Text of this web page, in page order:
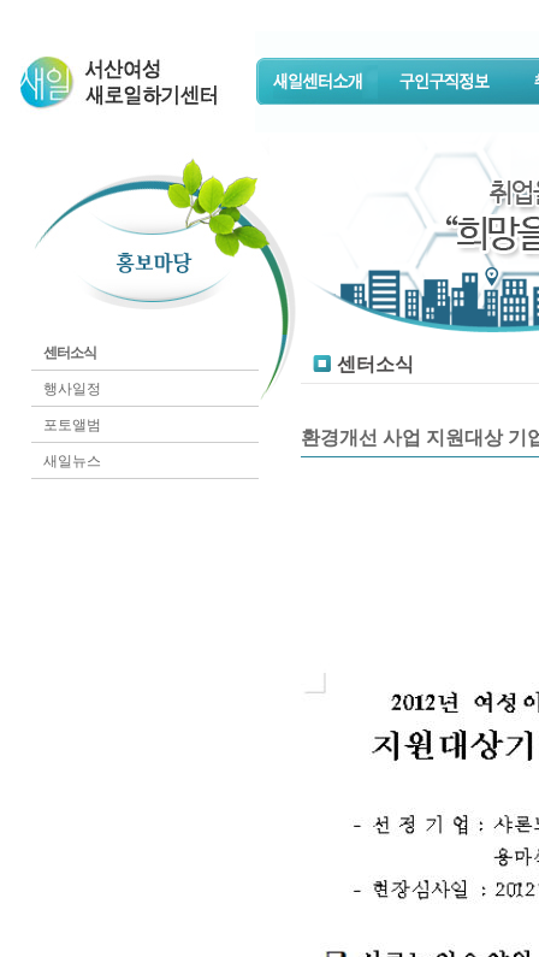
센터소식
행사일정
포토앨범
새일뉴스
센터소식
환경개선 사업 지원대상 기